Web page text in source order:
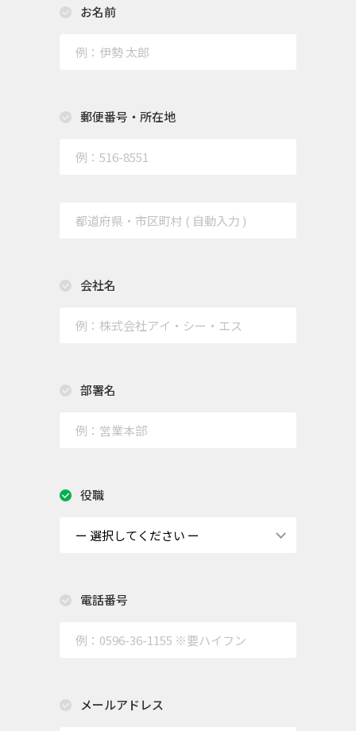
お名前
郵便番号・所在地
会社名
部署名
役職
電話番号
メールアドレス